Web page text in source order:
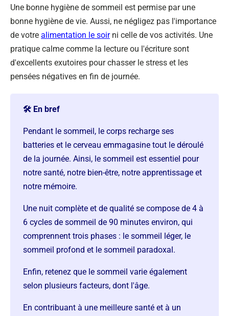
Une bonne hygiène de sommeil est permise par une
bonne hygiène de vie. Aussi, ne négligez pas l'importance
de votre alimentation le soirni celle de vos activités. Une
pratique calme comme la lecture ou l'écriture sont
d'excellents exutoires pour chasser le stress et les
pensées négatives en fin de journée.
🛠️ En bref
Pendant le sommeil, le corps recharge ses
batteries et le cerveau emmagasine tout le déroulé
de la journée. Ainsi, le sommeil est essentiel pour
notre santé, notre bien-être, notre apprentissage et
notre mémoire.
Une nuit complète et de qualité se compose de 4 à
6 cycles de sommeil de 90 minutes environ, qui
comprennent trois phases : le sommeil léger, le
sommeil profond et le sommeil paradoxal.
Enfin, retenez que le sommeil varie également
selon plusieurs facteurs, dont l'âge.
En contribuant à une meilleure santé et à un